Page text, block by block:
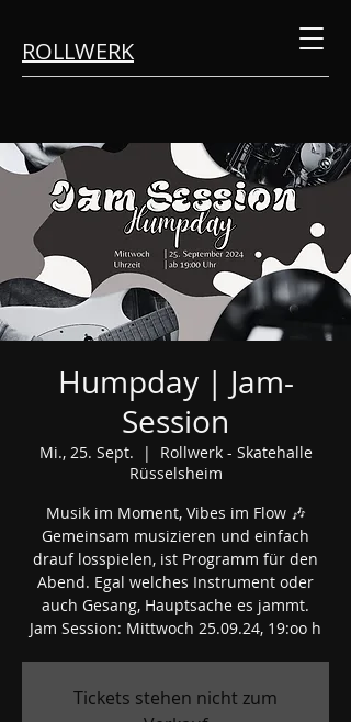
ROLLWERK
Humpday | Jam-
Session
Mi., 25. Sept.
  |
Rollwerk - Skatehalle
Rüsselsheim
Musik im Moment, Vibes im Flow 🎶
Gemeinsam musizieren und einfach
drauf losspielen, ist Programm für den
Abend. Egal welches Instrument oder
auch Gesang, Hauptsache es jammt.
Tickets stehen nicht zum